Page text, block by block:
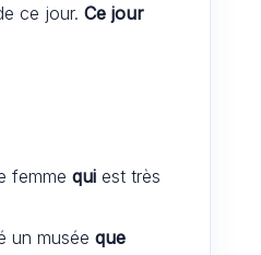
ce jour. Ce jour
femme qui est très
un musée que